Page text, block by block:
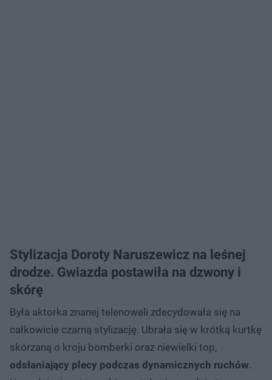
Stylizacja Doroty Naruszewicz na leśnej
drodze. Gwiazda postawiła na dzwony i
skórę
Była aktorka znanej telenoweli zdecydowała się na
całkowicie czarną stylizację. Ubrała się w krótką kurtkę
skórzaną o kroju bomberki oraz niewielki top,
odsłaniający plecy podczas dynamicznych ruchów.